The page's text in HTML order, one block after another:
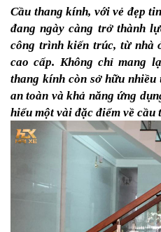
Cầu thang kính, với vẻ đẹp
đang ngày càng trở thành
công trình kiến trúc, từ nhà
cao cấp. Không chỉ mang
thang kính còn sở hữu
an toàn và khả năng ứng
hiểu một vài đặc điểm về cầu